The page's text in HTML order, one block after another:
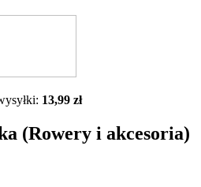
13,99 zł
(Rowery i akcesoria)